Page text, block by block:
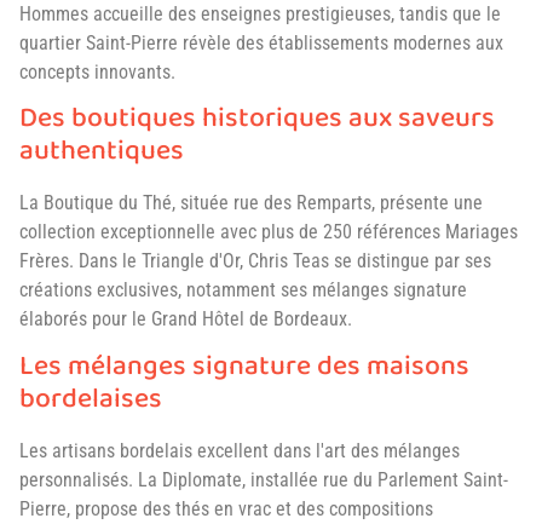
Hommes accueille des enseignes prestigieuses, tandis que le
quartier Saint-Pierre révèle des établissements modernes aux
concepts innovants.
Des boutiques historiques aux saveurs
authentiques
La Boutique du Thé, située rue des Remparts, présente une
collection exceptionnelle avec plus de 250 références Mariages
Frères. Dans le Triangle d'Or, Chris Teas se distingue par ses
créations exclusives, notamment ses mélanges signature
élaborés pour le Grand Hôtel de Bordeaux.
Les mélanges signature des maisons
bordelaises
Les artisans bordelais excellent dans l'art des mélanges
personnalisés. La Diplomate, installée rue du Parlement Saint-
Pierre, propose des thés en vrac et des compositions